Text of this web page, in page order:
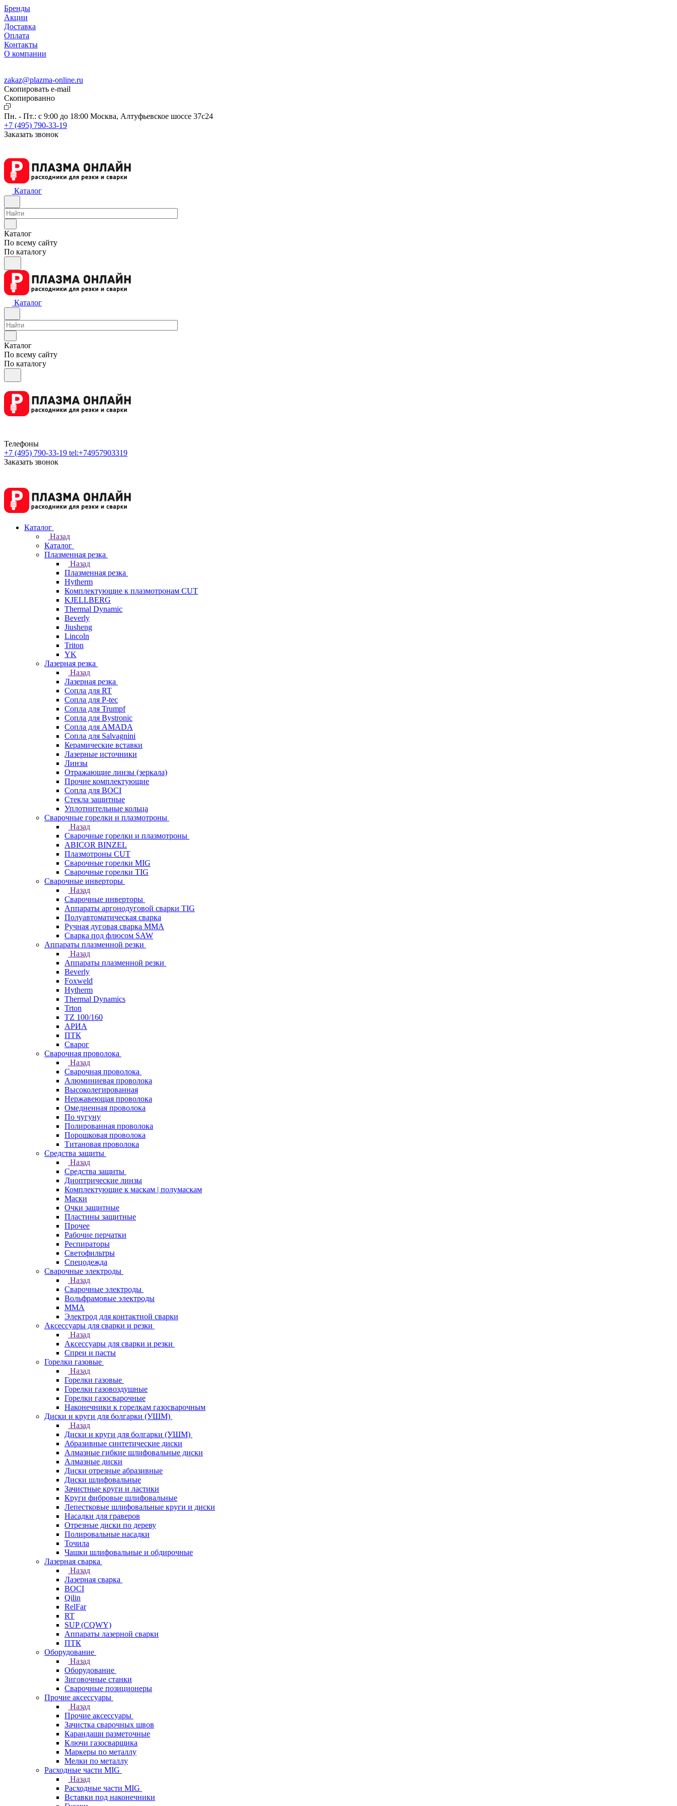
Бренды
Акции
Доставка
Оплата
Контакты
О компании
zakaz@plazma-online.ru
Скопировать e-mail
Cкопированно
Пн. - Пт.: с 9:00 до 18:00 Москва, Алтуфьевское шоссе 37с24
+7 (495) 790-33-19
Заказать звонок
Каталог
Каталог
По всему сайту
По каталогу
Каталог
Каталог
По всему сайту
По каталогу
Телефоны
+7 (495) 790-33-19 tel:+74957903319
Заказать звонок
Каталог
Назад
Каталог
Плазменная резка
Назад
Плазменная резка
Hytherm
Комплектующие к плазмотронам CUT
KJELLBERG
Thermal Dynamic
Beverly
Jiusheng
Lincoln
Triton
YK
Лазерная резка
Назад
Лазерная резка
Сопла для RT
Сопла для P-tec
Сопла для Trumpf
Сопла для Bystronic
Сопла для AMADA
Сопла для Salvagnini
Керамические вставки
Лазерные источники
Линзы
Отражающие линзы (зеркала)
Прочие комплектующие
Сопла для BOCI
Стекла защитные
Уплотнительные кольца
Сварочные горелки и плазмотроны
Назад
Сварочные горелки и плазмотроны
ABICOR BINZEL
Плазмотроны CUT
Сварочные горелки MIG
Сварочные горелки TIG
Сварочные инверторы
Назад
Сварочные инверторы
Аппараты аргонодуговой сварки TIG
Полуавтоматическая сварка
Ручная дуговая сварка MMA
Сварка под флюсом SAW
Аппараты плазменной резки
Назад
Аппараты плазменной резки
Beverly
Foxweld
Hytherm
Thermal Dynamics
Trton
TZ 100/160
АРИА
ПТК
Сварог
Сварочная проволока
Назад
Сварочная проволока
Алюминиевая проволока
Высоколегированная
Нержавеющая проволока
Омедненная проволока
По чугуну
Полированная проволока
Порошковая проволока
Титановая проволока
Средства защиты
Назад
Средства защиты
Диоптрические линзы
Комплектующие к маскам | полумаскам
Маски
Очки защитные
Пластины защитные
Прочее
Рабочие перчатки
Респираторы
Светофильтры
Спецодежда
Сварочные электроды
Назад
Сварочные электроды
Вольфрамовые электроды
ММА
Электрод для контактной сварки
Аксессуары для сварки и резки
Назад
Аксессуары для сварки и резки
Спреи и пасты
Горелки газовые
Назад
Горелки газовые
Горелки газовоздушные
Горелки газосварочные
Наконечники к горелкам газосварочным
Диски и круги для болгарки (УШМ)
Назад
Диски и круги для болгарки (УШМ)
Абразивные синтетические диски
Алмазные гибкие шлифовальные диски
Алмазные диски
Диски отрезные абразивные
Диски шлифовальные
Зачистные круги и ластики
Круги фибровые шлифовальные
Лепестковые шлифовальные круги и диски
Насадки для граверов
Отрезные диски по дереву
Полировальные насадки
Точила
Чашки шлифовальные и обдирочные
Лазерная сварка
Назад
Лазерная сварка
BOCI
Qilin
RelFar
RT
SUP (CQWY)
Аппараты лазерной сварки
ПТК
Оборудование
Назад
Оборудование
Зиговочные станки
Сварочные позиционеры
Прочие аксессуары
Назад
Прочие аксессуары
Зачистка сварочных швов
Карандаши разметочные
Ключи газосварщика
Маркеры по металлу
Мелки по металлу
Расходные части MIG
Назад
Расходные части MIG
Вставки под наконечники